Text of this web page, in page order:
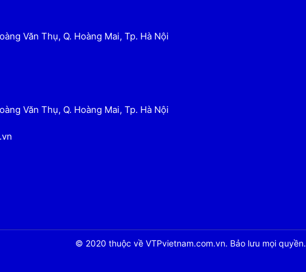
Văn Thụ, Q. Hoàng Mai, Tp. Hà Nội
Văn Thụ, Q. Hoàng Mai, Tp. Hà Nội
© 2020 thuộc về VTPvietnam.com.vn. Bảo lưu mọi